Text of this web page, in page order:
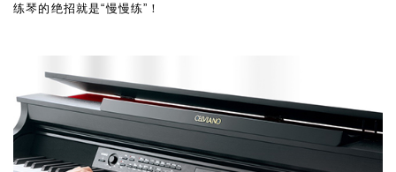
练琴的绝招就是“慢慢练” ！